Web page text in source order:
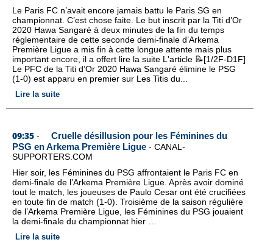
Le Paris FC n’avait encore jamais battu le Paris SG en
championnat. C’est chose faite. Le but inscrit par la Titi d’Or
2020 Hawa Sangaré à deux minutes de la fin du temps
réglementaire de cette seconde demi-finale d’Arkema
Première Ligue a mis fin à cette longue attente mais plus
important encore, il a offert lire la suite L'article 📝[1/2F-D1F]
Le PFC de la Titi d’Or 2020 Hawa Sangaré élimine le PSG
(1-0) est apparu en premier sur Les Titis du...
Lire la suite
09:35 -
Cruelle désillusion pour les Féminines du
PSG en Arkema Première Ligue - CANAL-
SUPPORTERS.COM
Hier soir, les Féminines du PSG affrontaient le Paris FC en
demi-finale de l’Arkema Première Ligue. Après avoir dominé
tout le match, les joueuses de Paulo Cesar ont été crucifiées
en toute fin de match (1-0). Troisième de la saison régulière
de l’Arkema Première Ligue, les Féminines du PSG jouaient
la demi-finale du championnat hier …
Lire la suite